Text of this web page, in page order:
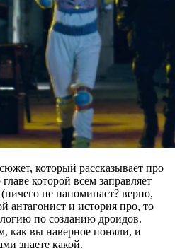
который рассказывает про
которой всем заправляет
не напоминает? верно,
антагонист и история про, то
по созданию дроидов.
как вы наверное поняли, и
знаете какой.